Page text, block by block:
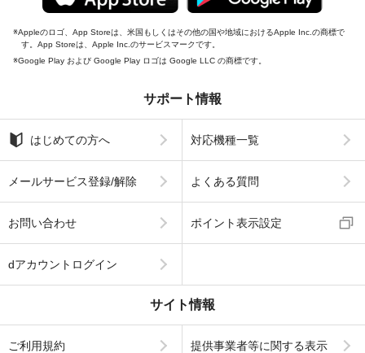
Appleのロゴ、App Storeは、米国もしくはその他の国や地域におけるApple Inc.の商標で
す。App Storeは、Apple Inc.のサービスマークです。
Google Play および Google Play ロゴは Google LLC の商標です。
サポート情報
はじめての方へ 対応機種一覧
メールサービス登録/解除 よくある質問
お問い合わせ ポイント表示設定
dアカウントログイン
サイト情報
ご利用規約 提供事業者等に関する表示